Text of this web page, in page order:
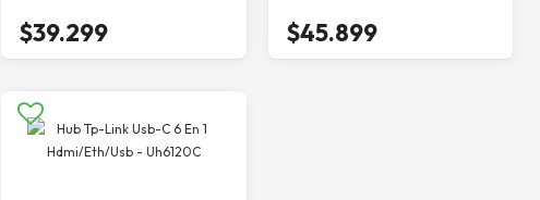
$39.299 $45.899